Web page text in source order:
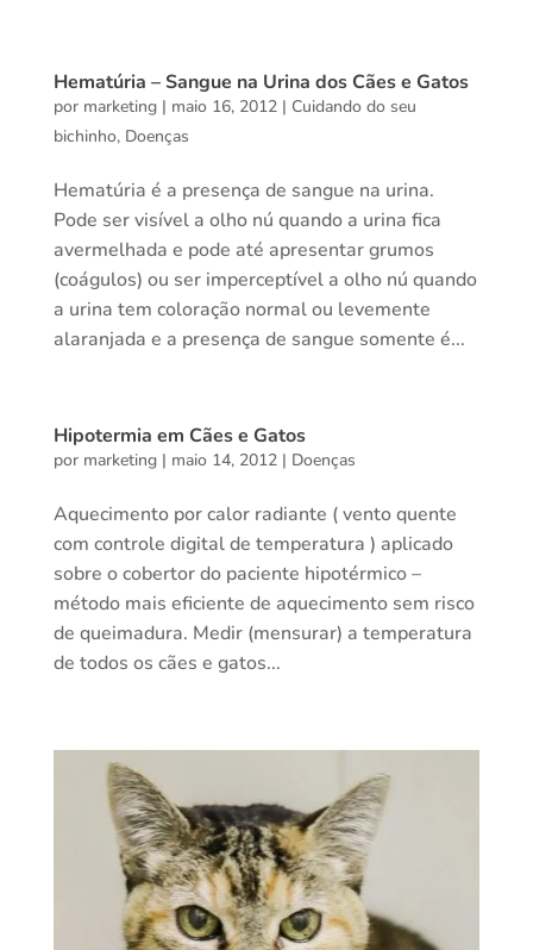
Hematúria – Sangue na Urina dos Cães e Gatos
por marketing| maio 16, 2012| Cuidando do seu
bichinho, Doenças
Hematúria é a presença de sangue na urina.
Pode ser visível a olho nú quando a urina fica
avermelhada e pode até apresentar grumos
(coágulos) ou ser imperceptível a olho nú quando
a urina tem coloração normal ou levemente
alaranjada e a presença de sangue somente é...
Hipotermia em Cães e Gatos
por marketing| maio 14, 2012| Doenças
Aquecimento por calor radiante ( vento quente
com controle digital de temperatura ) aplicado
sobre o cobertor do paciente hipotérmico –
método mais eficiente de aquecimento sem risco
de queimadura. Medir (mensurar) a temperatura
de todos os cães e gatos...